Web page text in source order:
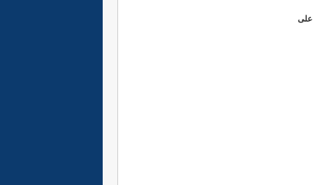
على